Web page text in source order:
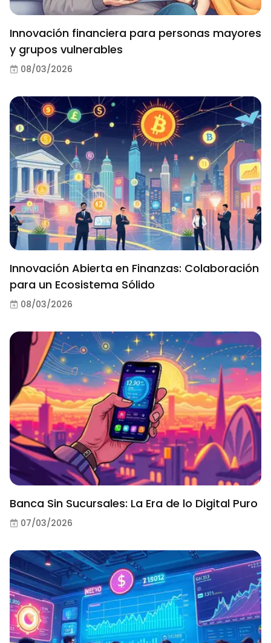
Innovación financiera para personas mayores
y grupos vulnerables
08/03/2026
Innovación Abierta en Finanzas: Colaboración
para un Ecosistema Sólido
08/03/2026
Banca Sin Sucursales: La Era de lo Digital Puro
07/03/2026